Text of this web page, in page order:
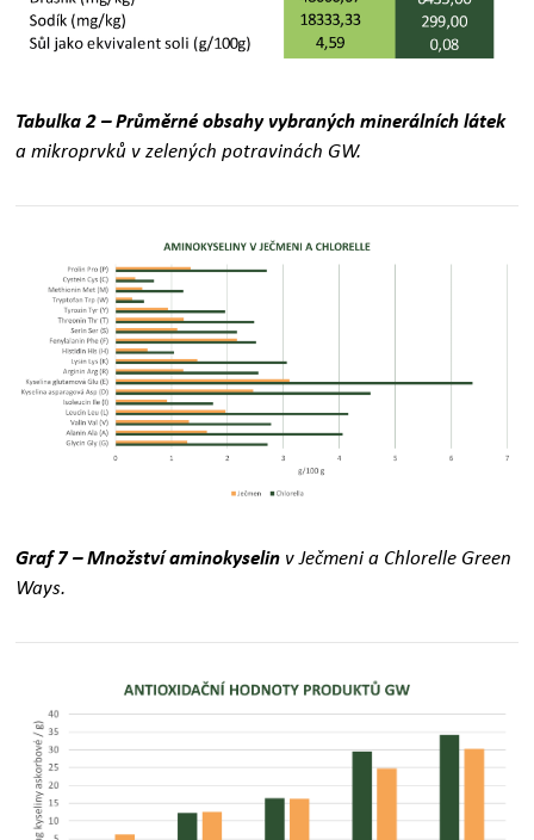
Tabulka 2 – Průměrné obsahy vybraných minerálních látek
a mikroprvků v zelených potravinách GW.
Graf 7 – Množství aminokyselin v Ječmeni a Chlorelle Green
Ways.